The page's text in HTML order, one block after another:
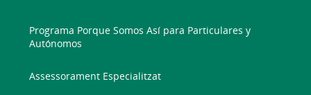
Programa Porque Somos Así para Particulares y
Autónomos
Assessorament Especialitzat